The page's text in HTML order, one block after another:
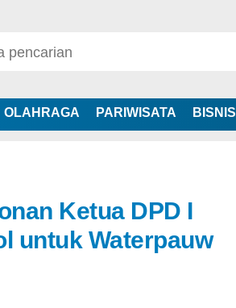
OLAHRAGA PARIWISATA BISNIS
Ketua DPD I
untuk Waterpauw